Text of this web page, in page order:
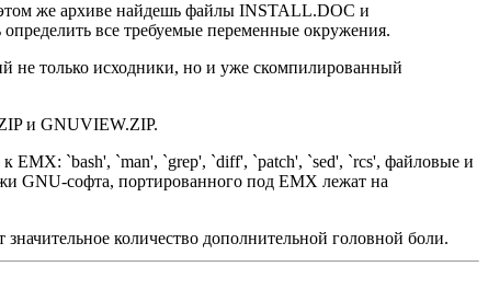
же архиве найдешь файлы INSTALL.DOC и
все требуемые переменные окружения.
не только исходники, но и уже скомпилированный
и GNUVIEW.ZIP.
EMX: `bash', `man', `grep', `diff', `patch', `sed', `rcs', файловые и
GNU-софта, портированного под EMX лежат на
количество дополнительной головной боли.